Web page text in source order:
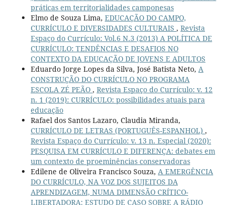
práticas em territorialidades camponesas
Elmo de Souza Lima, EDUCAÇÃO DO CAMPO,
CURRÍCULO E DIVERSIDADES CULTURAIS , Revista
Espaço do Currículo: Vol.6 N.3 (2013) A POLÍTICA DE
CURRÍCULO: TENDÊNCIAS E DESAFIOS NO
CONTEXTO DA EDUCAÇÃO DE JOVENS E ADULTOS
Eduardo Jorge Lopes da Silva, José Batista Neto, A
CONSTRUÇÃO DO CURRÍCULO NO PROGRAMA
ESCOLA ZÉ PEÃO , Revista Espaço do Currículo: v. 12
n. 1 (2019): CURRÍCULO: possibilidades atuais para
educação
Rafael dos Santos Lazaro, Claudia Miranda,
CURRÍCULO DE LETRAS (PORTUGUÊS-ESPANHOL) ,
Revista Espaço do Currículo: v. 13 n. Especial (2020):
PESQUISA EM CURRÍCULO E DIFERENÇA: debates em
um contexto de proeminências conservadoras
Edilene de Oliveira Francisco Souza, A EMERGÊNCIA
DO CURRÍCULO, NA VOZ DOS SUJEITOS DA
APRENDIZAGEM, NUMA DIMENSÃO CRÍTICO-
LIBERTADORA: ESTUDO DE CASO SOBRE A RÁDIO